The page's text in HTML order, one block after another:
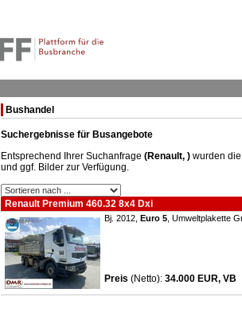
Bushandel
Suchergebnisse für Busangebote
Entsprechend Ihrer Suchanfrage (Renault, ) wurden
und ggf. Bilder zur Verfügung.
Renault Premium 460.32 8x4 Dxi
Bj. 2012, Euro 5 , Umweltplakette
Preis (Netto): 34.000 EUR, VB